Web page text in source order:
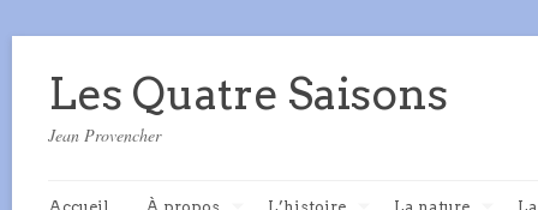
Les Quatre Saisons
Jean Provencher